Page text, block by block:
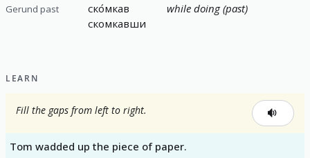
Gerund past
ско́мкав
скомкавши
while doing (past)
LEARN
Fill the gaps from left to right.
Tom wadded up the piece of paper.